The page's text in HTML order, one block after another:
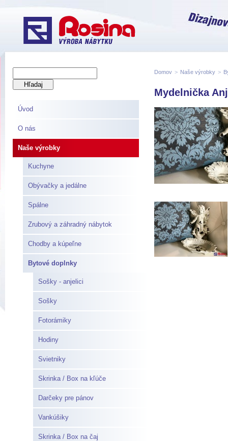
Úvod
O nás
Naše výrobky
Kuchyne
Obývačky a jedálne
Spálne
Zrubový a záhradný nábytok
Chodby a kúpeľne
Bytové doplnky
Sošky - anjelici
Sošky
Fotorámiky
Hodiny
Svietniky
Skrinka / Box na kľúče
Darčeky pre pánov
Vankúšiky
Skrinka / Box na čaj
Domov > Naše výrobky >
Mydelnička